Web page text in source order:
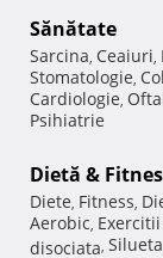
Sănătate
Sarcina, Ceaiuri,
Stomatologie,
Cardiologie,
Psihiatrie
Dietă &
Diete, Fitness,
Aerobic,
disociata, Silueta